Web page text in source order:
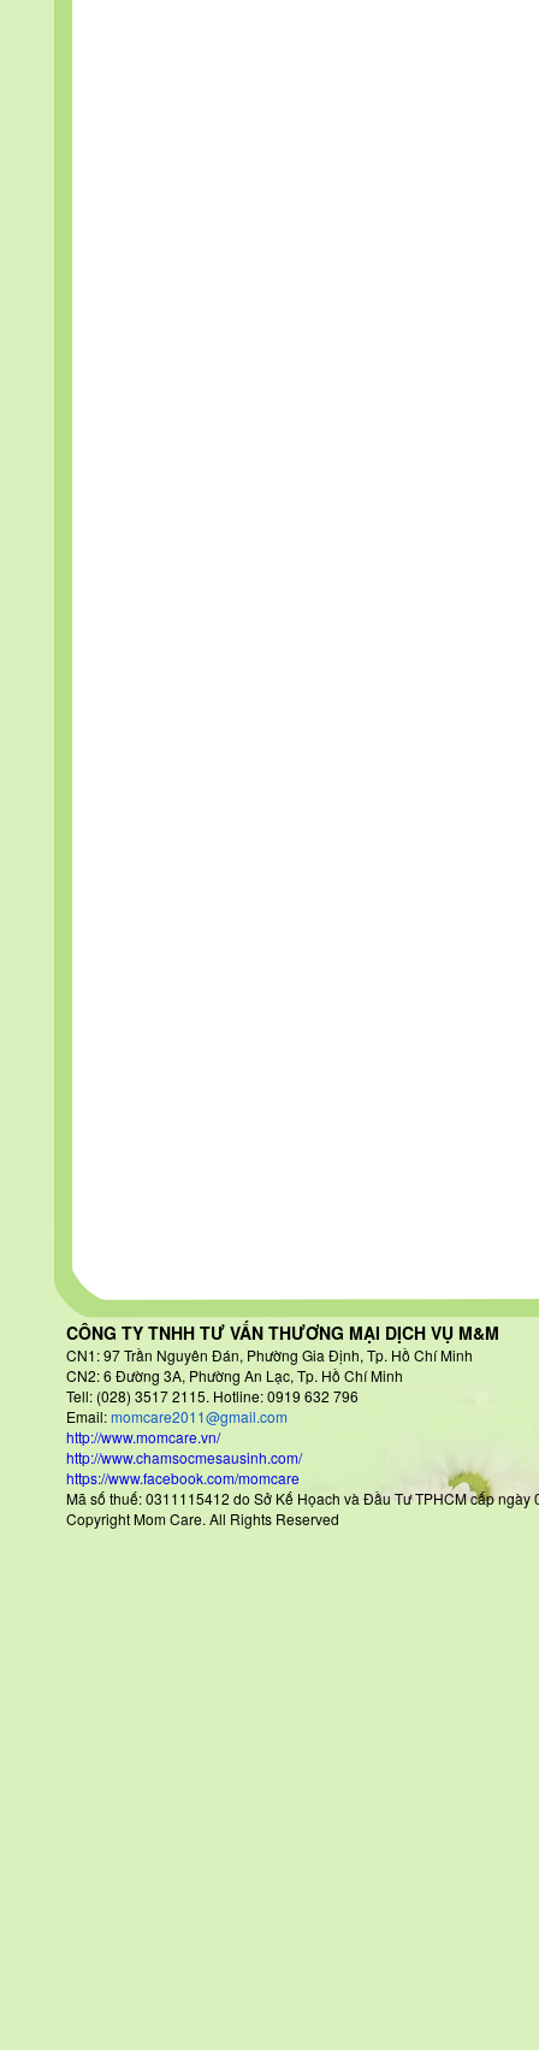
CÔNG TY TNHH TƯ VẤN THƯƠNG MẠI DỊCH VỤ M&M
CN1: 97 Trần Nguyên Đán, Phường Gia Định, Tp. Hồ Chí Minh
CN2: 6 Đường 3A, Phường An Lạc, Tp. Hồ Chí Minh
Tell: (028) 3517 2115. Hotline: 0919 632 796
Email:momcare2011@gmail.com
http://www.momcare.vn/
http://www.chamsocmesausinh.com/
https://www.facebook.com/momcare
Mã số thuế: 0311115412 do Sở Kế Họach và Đầu Tư TPHCM
Copyright Mom Care. All Rights Reserved